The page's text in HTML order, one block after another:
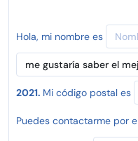
Hola, mi nombre es
2021. Mi código postal es
Puedes contactarme por